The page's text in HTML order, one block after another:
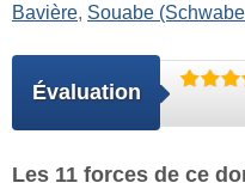
Bavière, Souabe
Évaluation
Les 11 forces de ce